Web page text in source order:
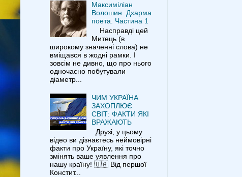
Максиміліан
Волошин. Дхарма
поета. Частина 1
Насправді цей
Митець (в
широкому значенні слова) не
вміщався в жодні рамки. І
зовсім не дивно, що про нього
одночасно побутували
діаметр...
ЧИМ УКРАЇНА
ЗАХОПЛЮЄ
СВІТ: ФАКТИ ЯКІ
ВРАЖАЮТЬ
Друзі, у цьому
відео ви дізнаєтесь неймовірні
факти про Україну, які точно
змінять ваше уявлення про
нашу країну! 🇺🇦 Від першої
Констит...